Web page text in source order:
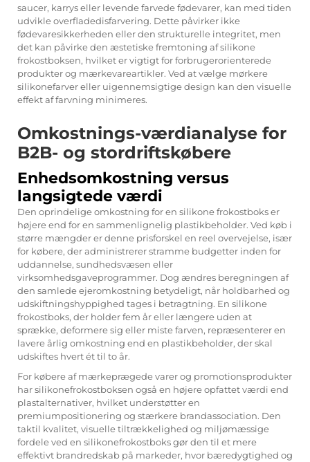
saucer, karrys eller levende farvede fødevarer, kan med tiden
udvikle overfladedisfarvering. Dette påvirker ikke
fødevaresikkerheden eller den strukturelle integritet, men
det kan påvirke den æstetiske fremtoning af silikone
frokostboksen, hvilket er vigtigt for forbrugerorienterede
produkter og mærkevareartikler. Ved at vælge mørkere
silikonefarver eller uigennemsigtige design kan den visuelle
effekt af farvning minimeres.
Omkostnings-værdianalyse for
B2B- og stordriftskøbere
Enhedsomkostning versus
langsigtede værdi
Den oprindelige omkostning for en silikone frokostboks er
højere end for en sammenlignelig plastikbeholder. Ved køb i
større mængder er denne prisforskel en reel overvejelse, især
for købere, der administrerer stramme budgetter inden for
uddannelse, sundhedsvæsen eller
virksomhedsgaveprogrammer. Dog ændres beregningen af
den samlede ejeromkostning betydeligt, når holdbarhed og
udskiftningshyppighed tages i betragtning. En silikone
frokostboks, der holder fem år eller længere uden at
sprække, deformere sig eller miste farven, repræsenterer en
lavere årlig omkostning end en plastikbeholder, der skal
udskiftes hvert ét til to år.
For købere af mærkeprægede varer og promotionsprodukter
har silikonefrokostboksen også en højere opfattet værdi end
plastalternativer, hvilket understøtter en
premiumpositionering og stærkere brandassociation. Den
taktil kvalitet, visuelle tiltrækkelighed og miljømæssige
fordele ved en silikonefrokostboks gør den til et mere
effektivt brandredskab på markeder, hvor bæredygtighed og